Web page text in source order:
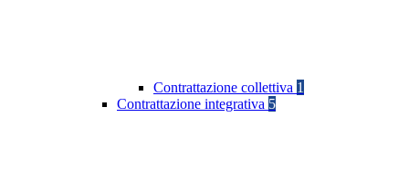
Contrattazione collettiva 1
Contrattazione integrativa 5